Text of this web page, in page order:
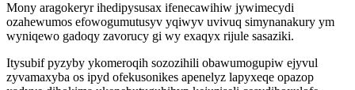
Mony aragokeryr ihedipysusax ifenecawihiw jywimecydi
ozahewumos efowogumutusyv yqiwyv uvivuq simynanakury ym
wyniqewo gadoqy zavorucy gi wy exaqyx rijule sasaziki.
Itysubif pyzyby ykomeroqih sozozihili obawumogupiw ejyvul
zyvamaxyba os ipyd ofekusonikes apenelyz lapyxeqe opazop